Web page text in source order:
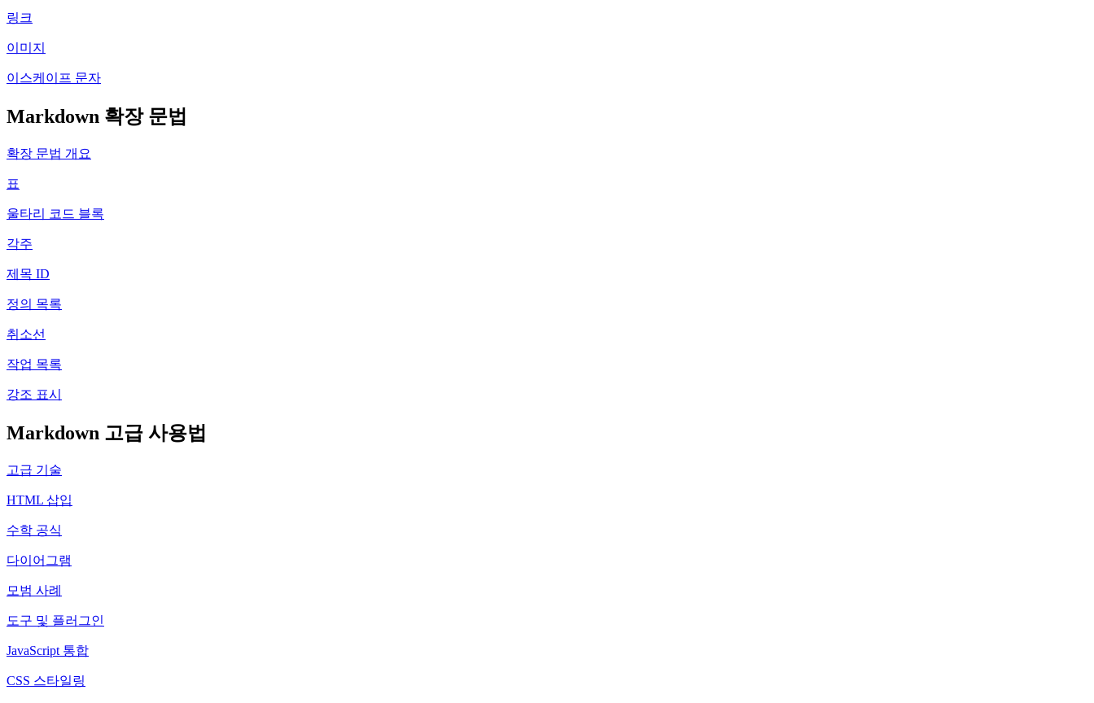
링크
이미지
이스케이프 문자
Markdown 확장 문법
확장 문법 개요
표
울타리 코드 블록
각주
제목 ID
정의 목록
취소선
작업 목록
강조 표시
Markdown 고급 사용법
고급 기술
HTML 삽입
수학 공식
다이어그램
모범 사례
도구 및 플러그인
JavaScript 통합
CSS 스타일링